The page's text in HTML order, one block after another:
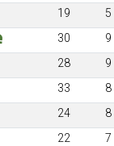
19 5
30 9
28 9
33 8
24 8
22 7